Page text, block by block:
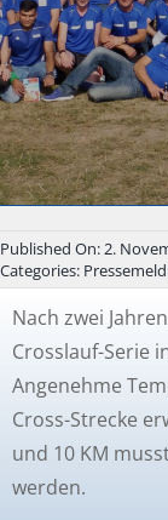
Published On: 2.
Categories:
Nach zwei
Crosslauf-Serie
Angenehme
Cross-Strecke
und 10 KM
werden.